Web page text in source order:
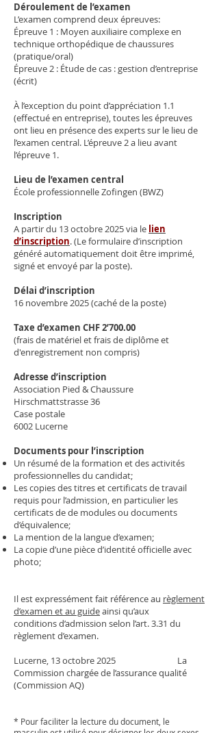
Déroulement de l’examen
L’examen comprend deux épreuves:
Épreuve 1 : Moyen auxiliaire complexe en
technique orthopédique de chaussures
(pratique/oral)
Épreuve 2 : Étude de cas : gestion d’entreprise
(écrit)
À l’exception du point d’appréciation 1.1
(effectué en entreprise), toutes les épreuves
ont lieu en présence des experts sur le lieu de
l’examen central. L’épreuve 2 a lieu avant
l’épreuve 1.
Lieu de l’examen central
École professionnelle Zofingen (BWZ)
Inscription
A partir du 13 octobre 2025 via le lien
d’inscription. (Le formulaire d’inscription
généré automatiquement doit être imprimé,
signé et envoyé par la poste).
Délai d’inscription
16 novembre 2025 (caché de la poste)
Taxe d’examen CHF 2’700.00
(frais de matériel et frais de diplôme et
d'enregistrement non compris)
Adresse d’inscription
Association Pied & Chaussure
Hirschmattstrasse 36
Case postale
6002 Lucerne
Documents pour l’inscription
Un résumé de la formation et des activités
professionnelles du candidat;
Les copies des titres et certificats de travail
requis pour l’admission, en particulier les
certificats de de modules ou documents
d’équivalence;
La mention de la langue d’examen;
La copie d’une pièce d’identité officielle avec
photo;
Il est expressément fait référence au règlement
d’examen et au guideainsi qu’aux
conditions d’admission selon l’art. 3.31 du
règlement d’examen.
Lucerne, 13 octobre 2025 La
Commission chargée de l’assurance qualité
(Commission AQ)
* Pour faciliter la lecture du document, le